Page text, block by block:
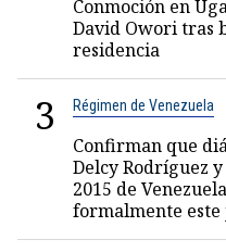
Conmoción en
David Owori tras
residencia
3 Régimen de Venezuela
Confirman que
Delcy Rodríguez
2015 de
formalmente este